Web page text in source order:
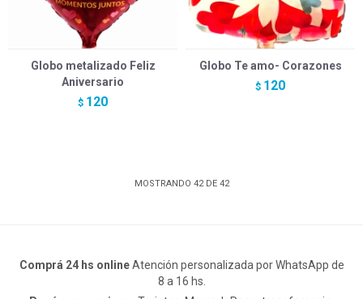
Globo metalizado Feliz
Aniversario
$ 120
Globo Te amo- Corazones
$ 120
MOSTRANDO 42DE 42
Comprá 24 hs onlineAtención personalizada por WhatsApp de
8 a 16 hs.